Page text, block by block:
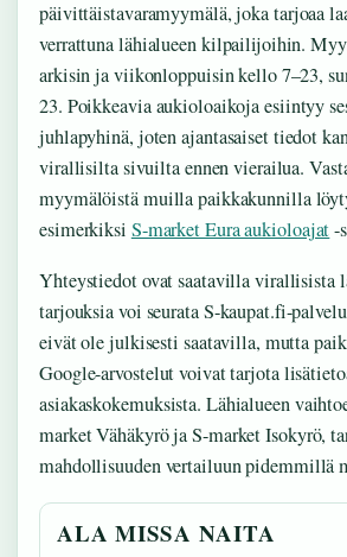
päivittäistavaramyymälä, joka tarjoaa
verrattuna lähialueen kilpailijoihin.
arkisin ja viikonloppuisin kello 7–23,
23. Poikkeavia aukioloaikoja esiintyy
juhlapyhinä, joten ajantasaiset tiedot
virallisilta sivuilta ennen vierailua.
myymälöistä muilla paikkakunnilla
esimerkiksi S-market Eura aukioloajat-
Yhteystiedot ovat saatavilla virallisista
tarjouksia voi seurata S-kaupat.fi-
eivät ole julkisesti saatavilla, mutta
Google-arvostelut voivat tarjota
asiakaskokemuksista. Lähialueen
market Vähäkyrö ja S-market Isokyrö,
mahdollisuuden vertailuun pidemmillä
ALA MISSA NAITA